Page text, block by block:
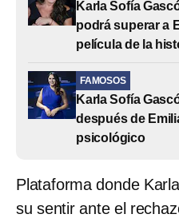
Karla Sofía
podrá superar a
película de la
FAMOSOS
Karla Sofía
después de
psicológico
Plataforma donde
su sentir ante el